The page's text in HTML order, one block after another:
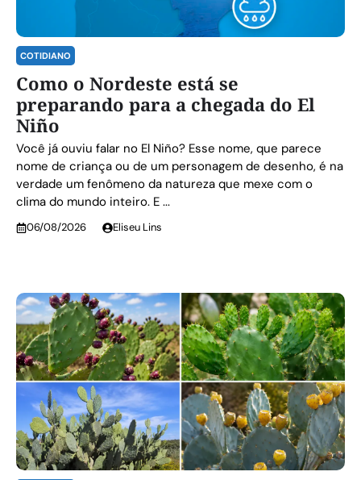
COTIDIANO
Como o Nordeste está se
preparando para a chegada do El
Niño
Você já ouviu falar no El Niño? Esse nome, que parece
nome de criança ou de um personagem de desenho, é na
verdade um fenômeno da natureza que mexe com o
clima do mundo inteiro. E ...
06/08/2026 Eliseu Lins